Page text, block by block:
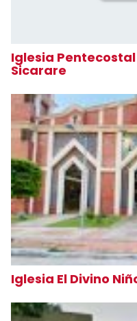
Iglesia
Sicarare
Iglesia El Divino